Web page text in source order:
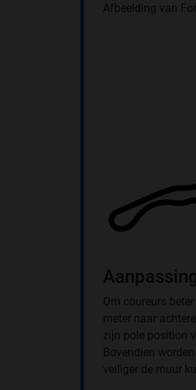
Afbeelding van
Om coureurs
meter naar
zijn pole position
Bovendien
veiliger de muur